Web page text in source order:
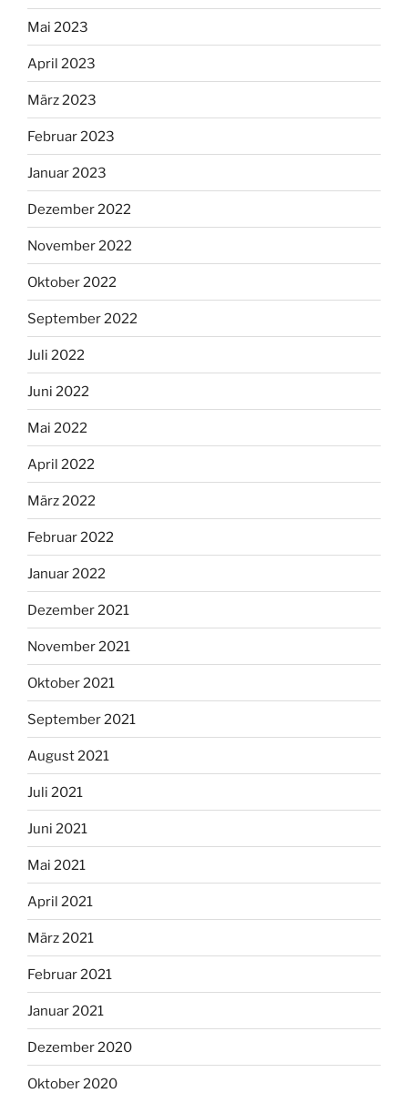
Mai 2023
April 2023
März 2023
Februar 2023
Januar 2023
Dezember 2022
November 2022
Oktober 2022
September 2022
Juli 2022
Juni 2022
Mai 2022
April 2022
März 2022
Februar 2022
Januar 2022
Dezember 2021
November 2021
Oktober 2021
September 2021
August 2021
Juli 2021
Juni 2021
Mai 2021
April 2021
März 2021
Februar 2021
Januar 2021
Dezember 2020
Oktober 2020